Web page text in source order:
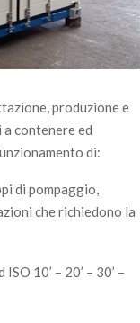
produzione e
contenere ed
di:
di pompaggio,
che richiedono la
10’ – 20’ – 30’ –